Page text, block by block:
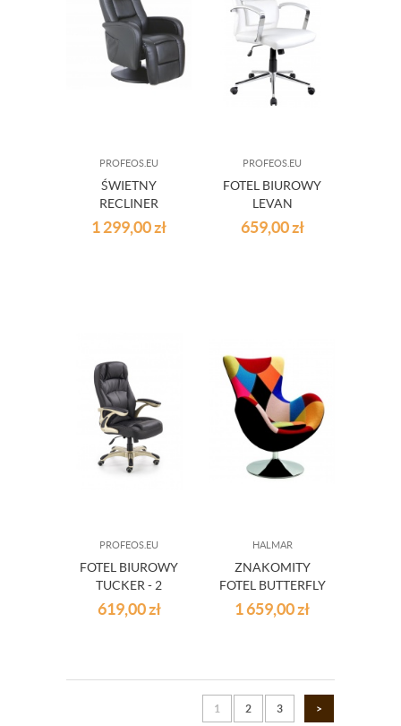
PROFEOS.EU
ŚWIETNY
RECLINER
MAGNUS
CZARNY
1 299,00zł
PROFEOS.EU
FOTEL BIUROWY
LEVAN
659,00zł
PROFEOS.EU
FOTEL BIUROWY
TUCKER - 2
KOLORY
619,00zł
HALMAR
ZNAKOMITY
FOTEL BUTTERFLY
WIELOBARWNY
1 659,00zł
1 2 3 >